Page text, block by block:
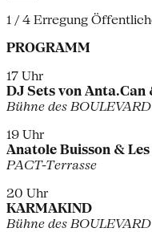
1 / 4 Erregung
PROGRAMM
17 Uhr
DJ Sets von
Bühne des
19 Uhr
Anatole Buisson &
PACT-Terrasse
20 Uhr
KARMAKIND
Bühne des